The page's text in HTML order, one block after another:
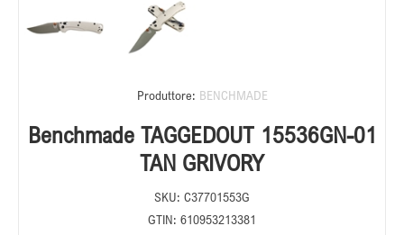
Produttore: BENCHMADE
Benchmade TAGGEDOUT 15536GN-01
TAN GRIVORY
SKU: C37701553G
GTIN: 610953213381